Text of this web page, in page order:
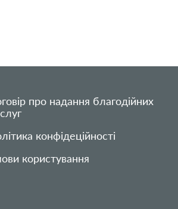
про надання благодійних
конфідеційності
користування